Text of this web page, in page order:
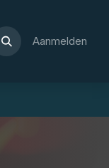
Aanmelden